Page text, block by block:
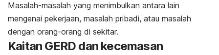
Masalah-masalah yang menimbulkan antara lain
mengenai pekerjaan, masalah pribadi, atau masalah
dengan orang-orang di sekitar.
Kaitan GERD dan kecemasan